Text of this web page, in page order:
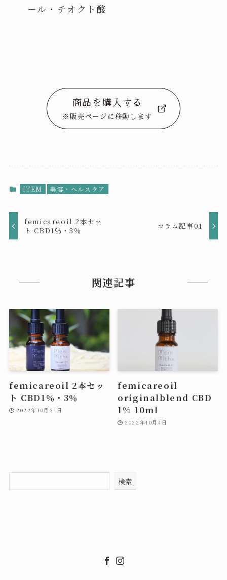
ール・チオクト酸
商品を購入する
※販売ページに移動します
ITEM 美容・ヘルスケア
femicareoil 2本セッ
ト CBD1％・3％
コラム記事01
関連記事
femicareoil 2本セッ
ト CBD1％・3％
2022年10月31日
femicareoil
originalblend CBD
1% 10ml
2022年10月4日
検索